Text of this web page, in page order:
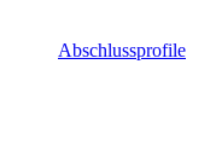
Abschlussprofile